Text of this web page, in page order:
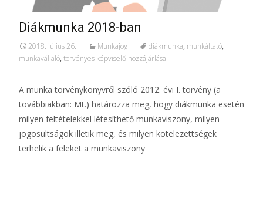
Diákmunka 2018-ban
2018. július 26. Munkajog diákmunka, munkáltató,
munkavállaló, törvényes képviselő hozzájárlása
A munka törvénykönyvről szóló 2012. évi I. törvény (a
továbbiakban: Mt.) határozza meg, hogy diákmunka esetén
milyen feltételekkel létesíthető munkaviszony, milyen
jogosultságok illetik meg, és milyen kötelezettségek
terhelik a feleket a munkaviszony